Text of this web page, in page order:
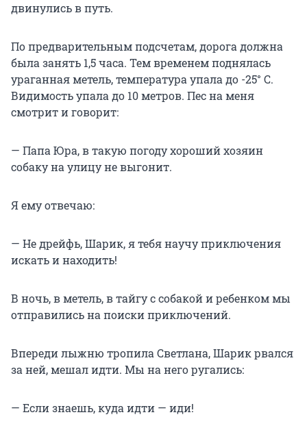
двинулись в путь.
По предварительным подсчетам, дорога должна
была занять 1,5 часа. Тем временем поднялась
ураганная метель, температура упала до -25° С.
Видимость упала до 10 метров. Пес на меня
смотрит и говорит:
— Папа Юра, в такую погоду хороший хозяин
собаку на улицу не выгонит.
Я ему отвечаю:
— Не дрейфь, Шарик, я тебя научу приключения
искать и находить!
В ночь, в метель, в тайгу с собакой и ребенком мы
отправились на поиски приключений.
Впереди лыжню тропила Светлана, Шарик рвался
за ней, мешал идти. Мы на него ругались:
— Если знаешь, куда идти — иди!